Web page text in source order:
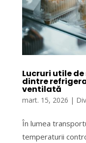
Lucruri utile
dintre
ventilată
mart. 15, 2026 |
În lumea
temperaturii